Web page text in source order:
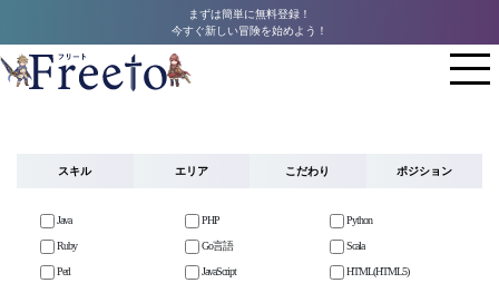
まずは簡単に無料登録！
今すぐ新しい冒険を始めよう！
スキル エリア こだわり ポジション
Java PHP Python
Ruby Go言語 Scala
Perl JavaScript HTML(HTML5)